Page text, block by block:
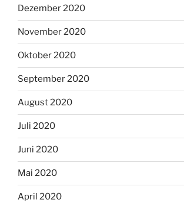
Dezember 2020
November 2020
Oktober 2020
September 2020
August 2020
Juli 2020
Juni 2020
Mai 2020
April 2020